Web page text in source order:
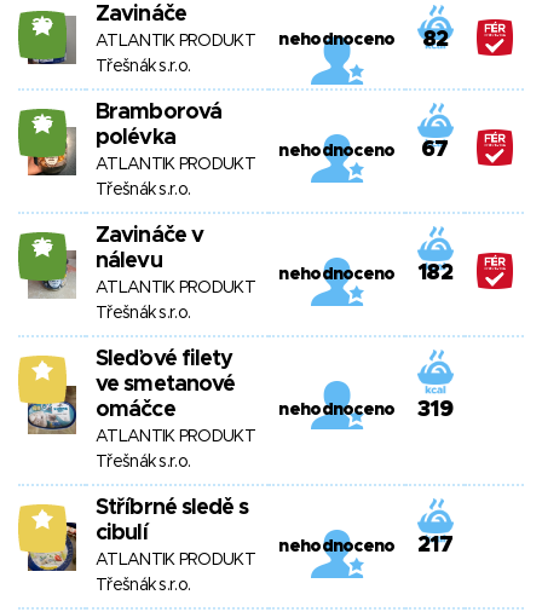
29 Zavináče
ATLANTIK PRODUKT
Třešnák s.r.o.
nehodnoceno 82
26
Bramborová
polévka
ATLANTIK PRODUKT
Třešnák s.r.o.
nehodnoceno 67
26
Zavináče v
nálevu
ATLANTIK PRODUKT
Třešnák s.r.o.
nehodnoceno 182
8
Sleďové filety
ve smetanové
omáčce
ATLANTIK PRODUKT
Třešnák s.r.o.
nehodnoceno 319
8
Stříbrné sledě s
cibulí
ATLANTIK PRODUKT
Třešnák s.r.o.
nehodnoceno 217